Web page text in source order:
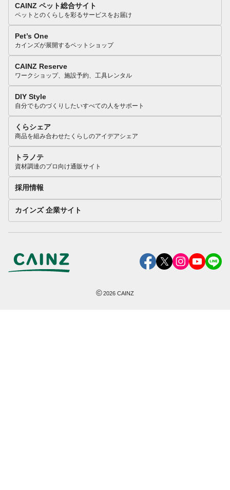
CAINZ ペット総合サイト
ペットとのくらしを彩るサービスをお届け
Pet’s One
カインズが展開するペットショップ
CAINZ Reserve
ワークショップ、施設予約、工具レンタル
DIY Style
自分でものづくりしたいすべての人をサポート
くらシェア
商品を組み合わせたくらしのアイデアシェア
トラノテ
資材調達のプロ向け通販サイト
採用情報
カインズ 企業サイト
©2026 CAINZ